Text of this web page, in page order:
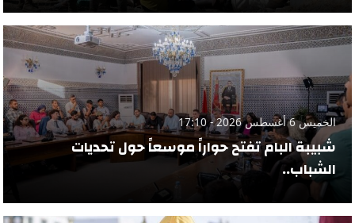
الخميس 6 أغسطس 2026 - 17:10
شبيبة البام تفتح حواراً موسعاً حول تحديات
الشباب..